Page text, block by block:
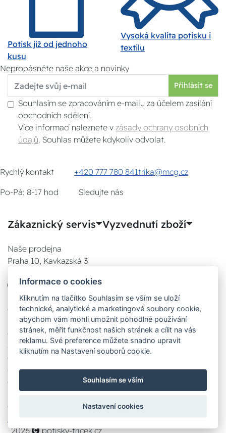
Potisk již od jednoho
kusu
Vysoká kvalita potisku i
textilu
Nepropásněte naše akce a novinky
Přihlásit se
Souhlasím se zpracováním e-mailu za účelem zasílání
obchodních sdělení.
Více informací naleznete v zásady ochrany osobních
údajů . Souhlas můžete kdykoliv odvolat.
Rychlý kontakt +420 777 780 841trika@mcg.cz
Po-Pá: 8-17 hod
Sledujte nás
Zákaznický servis Vyzvednutí zboží
Naše prodejna
Praha 10, Kavkazská 3
777 780 841
08:00 - 17:00
08:00 - 17:00
08:00 - 17:00
Čt:
08:00 - 17:00
08:00 - 17:00
2026
potisky-tricek.cz
Informace o cookies
Kliknutím na tlačítko Souhlasím se vším se uloží
technické, analytické a marketingové soubory cookie,
abychom vám mohli umožnit pohodlné používání
stránek, měřit funkčnost našich stránek a cílit na vás
reklamu. Své preference můžete snadno upravit
kliknutím na Nastavení souborů cookie.
Souhlasím se vším
Nastavení cookies